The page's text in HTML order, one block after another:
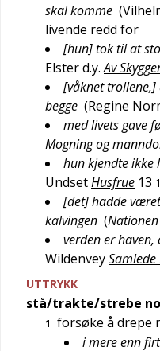
skal komme (
livende redd for
[hun] tok til at
Elster d.y. Av
[våknet
begge (Regine
med livets gave
Mogning og
hun kjendte ikke
UndsetHusfrue 13
[det] hadde
kalvingen (Nationen
verden er haven,
Wildenvey
UTTRYKK
stå/trakte/strebe
1 forsøke å drepe
i mere enn